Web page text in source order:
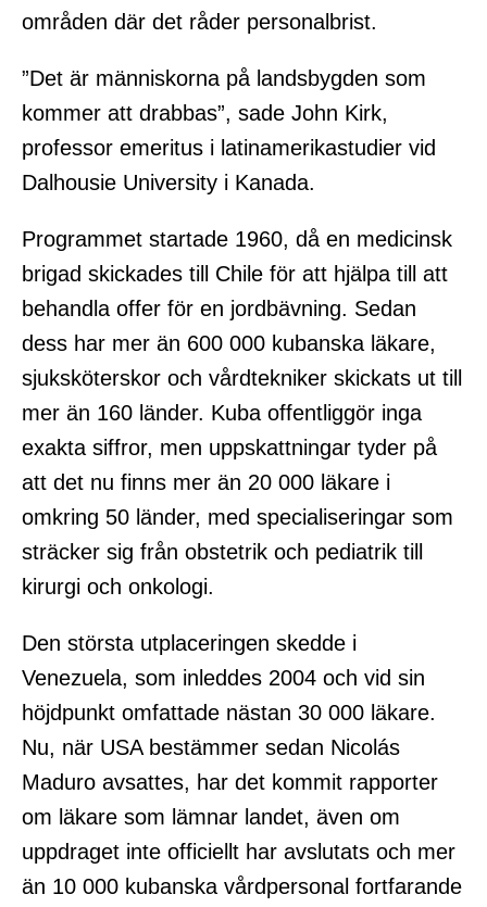
områden där det råder personalbrist.
”Det är människorna på landsbygden som
kommer att drabbas”, sade John Kirk,
professor emeritus i latinamerikastudier vid
Dalhousie University i Kanada.
Programmet startade 1960, då en medicinsk
brigad skickades till Chile för att hjälpa till att
behandla offer för en jordbävning. Sedan
dess har mer än 600 000 kubanska läkare,
sjuksköterskor och vårdtekniker skickats ut till
mer än 160 länder. Kuba offentliggör inga
exakta siffror, men uppskattningar tyder på
att det nu finns mer än 20 000 läkare i
omkring 50 länder, med specialiseringar som
sträcker sig från obstetrik och pediatrik till
kirurgi och onkologi.
Den största utplaceringen skedde i
Venezuela, som inleddes 2004 och vid sin
höjdpunkt omfattade nästan 30 000 läkare.
Nu, när USA bestämmer sedan Nicolás
Maduro avsattes, har det kommit rapporter
om läkare som lämnar landet, även om
uppdraget inte officiellt har avslutats och mer
än 10 000 kubanska vårdpersonal fortfarande